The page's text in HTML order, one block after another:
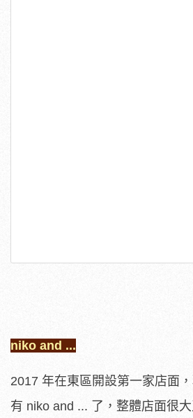
niko and ...
2017 年在東區開設第一家店面
有 niko and ... 了，整體店面很